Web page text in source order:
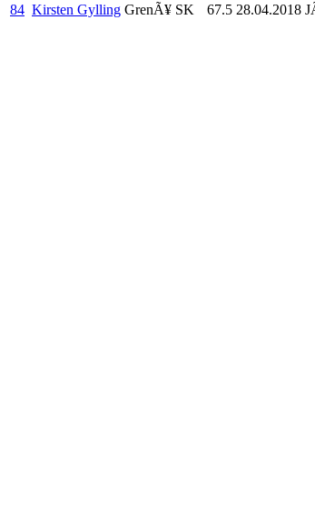
84 Kirsten Gylling GrenÃ¥ SK 67.5 28.04.2018